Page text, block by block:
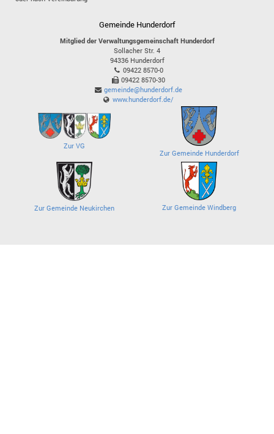
Gemeinde Hunderdorf
Mitglied der Verwaltungsgemeinschaft Hunderdorf
Sollacher Str. 4
94336 Hunderdorf
09422 8570-0
09422 8570-30
gemeinde@hunderdorf.de
www.hunderdorf.de/
Zur VG
Zur Gemeinde Hunderdorf
Zur Gemeinde Neukirchen Zur Gemeinde Windberg